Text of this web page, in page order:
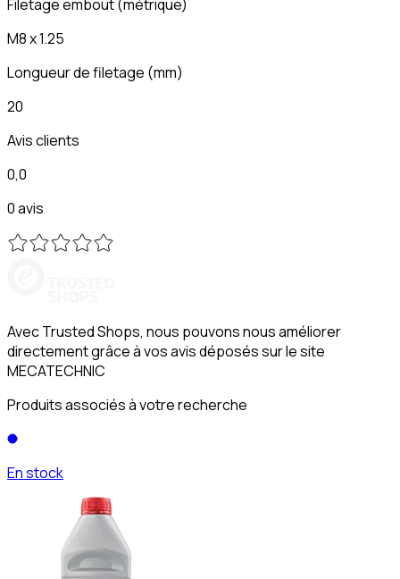
Filetage embout (métrique)
M8 x 1.25
Longueur de filetage (mm)
20
Avis clients
0,0
0 avis
Avec Trusted Shops, nous pouvons nous améliorer
directement grâce à vos avis déposés sur le site
MECATECHNIC
Produits associés à votre recherche
En stock